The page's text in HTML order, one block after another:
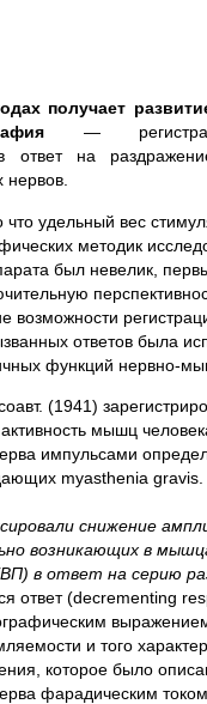
получает
—
ответ на
нервов.
что удельный вес
методик
был невелик,
возможности
ответов была
функций нервно-
(1941)
мышц
импульсами
myasthenia gravis.
снижение
возникающих в
в ответ на серию
ответ (decrementing
и того
которое было
фарадическим